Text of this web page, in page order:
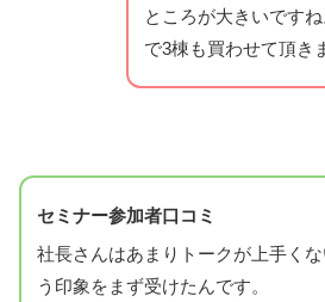
ところが大きいです
で3棟も買わせて頂き
セミナー参加者口コミ
社長さんはあまりトークが上手く
う印象をまず受けたんです。